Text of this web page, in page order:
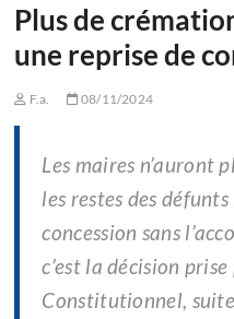
Plus de
une reprise de
F.a. 08/11/2024
Les maires n’auront
les restes des
concession sans
c’est la décision
Constitutionnel,